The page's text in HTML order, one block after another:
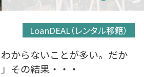
LoanDEAL（レンタル移籍）
わからないことが多い。だか
その結果・・・